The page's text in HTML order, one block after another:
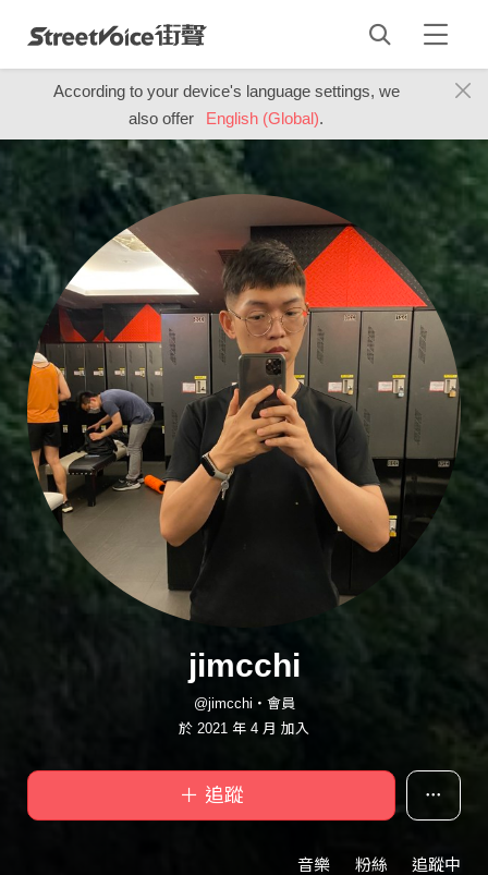
According to your device's language settings, we
also offer
English (Global).
jimcchi
@jimcchi・會員
於 2021 年 4 月 加入
＋ 追蹤
音樂 粉絲 追蹤中